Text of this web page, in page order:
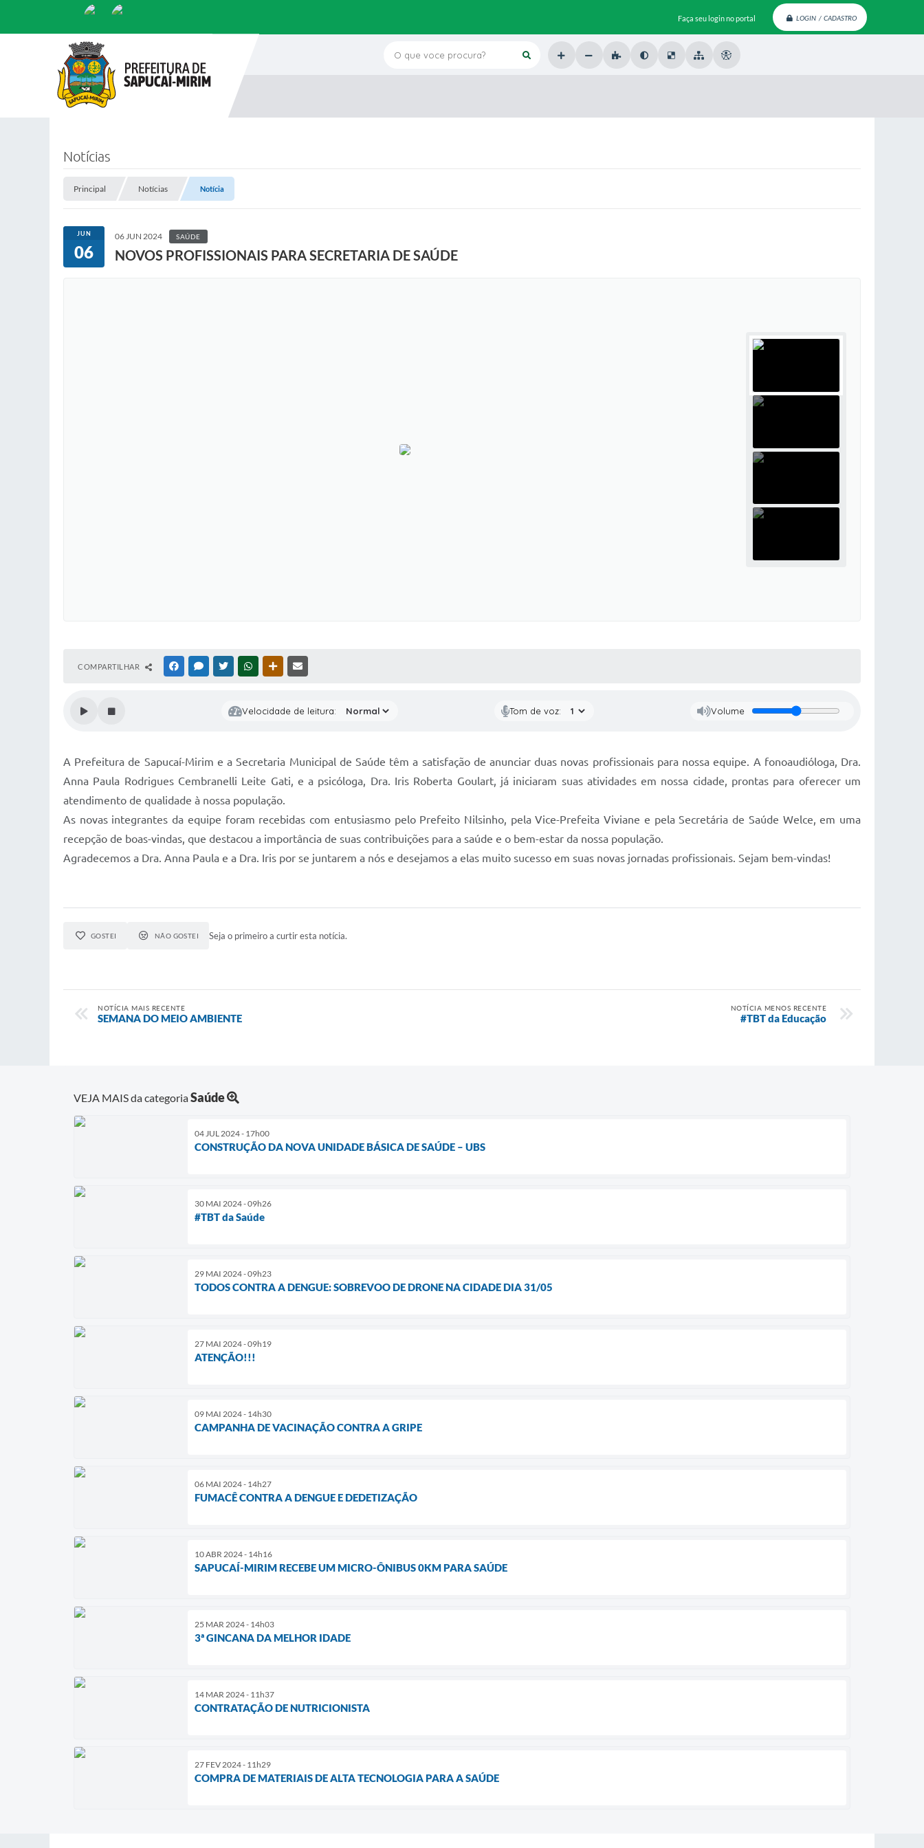
Faça seu login no portal LOGIN / CADASTRO
O que voce procura?
Notícias
Principal Notícias Notícia
JUN
06
06 JUN 2024 SAÚDE
NOVOS PROFISSIONAIS PARA SECRETARIA DE SAÚDE
COMPARTILHAR FACEBOOKMESSENGER
TWITTERWHATSAPPOUTRAS MÍDIAS
Velocidade de leitura: Tom de voz: Volume
A Prefeitura de Sapucaí-Mirim e a Secretaria Municipal de Saúde têm a satisfação de anunciar duas novas profissionais para nossa equipe. A fonoaudióloga, Dra.
Anna Paula Rodrigues Cembranelli Leite Gati, e a psicóloga, Dra. Iris Roberta Goulart, já iniciaram suas atividades em nossa cidade, prontas para oferecer um
atendimento de qualidade à nossa população.
As novas integrantes da equipe foram recebidas com entusiasmo pelo Prefeito Nilsinho, pela Vice-Prefeita Viviane e pela Secretária de Saúde Welce, em uma
recepção de boas-vindas, que destacou a importância de suas contribuições para a saúde e o bem-estar da nossa população.
Agradecemos a Dra. Anna Paula e a Dra. Iris por se juntarem a nós e desejamos a elas muito sucesso em suas novas jornadas profissionais. Sejam bem-vindas!
GOSTEI NÃO GOSTEI Seja o primeiro a curtir esta notícia.
NOTÍCIA MAIS RECENTE
SEMANA DO MEIO AMBIENTE
NOTÍCIA MENOS RECENTE
#TBT da Educação
VEJA MAIS da categoriaSaúde
04 JUL 2024 - 17h00
CONSTRUÇÃO DA NOVA UNIDADE BÁSICA DE SAÚDE – UBS
30 MAI 2024 - 09h26
#TBT da Saúde
29 MAI 2024 - 09h23
TODOS CONTRA A DENGUE: SOBREVOO DE DRONE NA CIDADE DIA 31/05
27 MAI 2024 - 09h19
ATENÇÃO!!!
09 MAI 2024 - 14h30
CAMPANHA DE VACINAÇÃO CONTRA A GRIPE
06 MAI 2024 - 14h27
FUMACÊ CONTRA A DENGUE E DEDETIZAÇÃO
10 ABR 2024 - 14h16
SAPUCAÍ-MIRIM RECEBE UM MICRO-ÔNIBUS 0KM PARA SAÚDE
25 MAR 2024 - 14h03
3ª GINCANA DA MELHOR IDADE
14 MAR 2024 - 11h37
CONTRATAÇÃO DE NUTRICIONISTA
27 FEV 2024 - 11h29
COMPRA DE MATERIAIS DE ALTA TECNOLOGIA PARA A SAÚDE